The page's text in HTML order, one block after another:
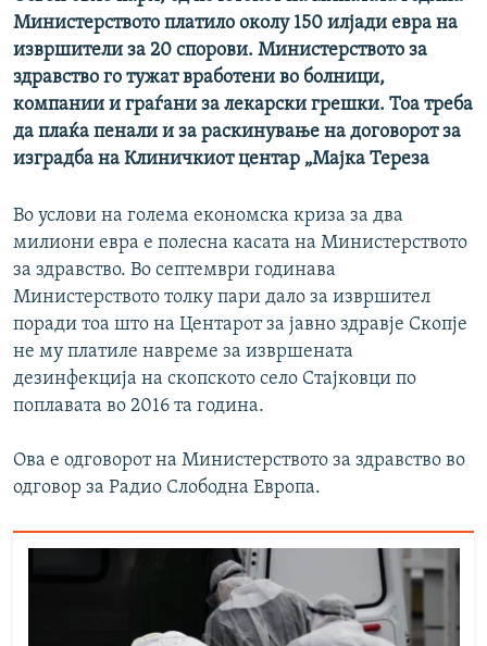
Министерството платило околу 150 илјади евра на
извршители за 20 спорови. Министерството за
здравство го тужат вработени во болници,
компании и граѓани за лекарски грешки. Тоа треба
да плаќа пенали и за раскинување на договорот за
изградба на Клиничкиот центар „Мајка Тереза
Во услови на голема економска криза за два
милиони евра е полесна касата на Министерството
за здравство. Во септември годинава
Министерството толку пари дало за извршител
поради тоа што на Центарот за јавно здравје Скопје
не му платиле навреме за извршената
дезинфекција на скопското село Стајковци по
поплавата во 2016 та година.
Ова е одговорот на Министерството за здравство во
одговор за Радио Слободна Европа.